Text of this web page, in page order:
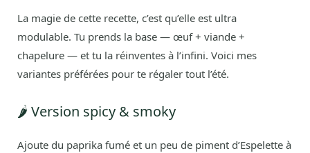
La magie de cette recette, c’est qu’elle est ultra
modulable. Tu prends la base — œuf + viande +
chapelure — et tu la réinventes à l’infini. Voici mes
variantes préférées pour te régaler tout l’été.
🌶️ Version spicy & smoky
Ajoute du paprika fumé et un peu de piment d’Espelette à